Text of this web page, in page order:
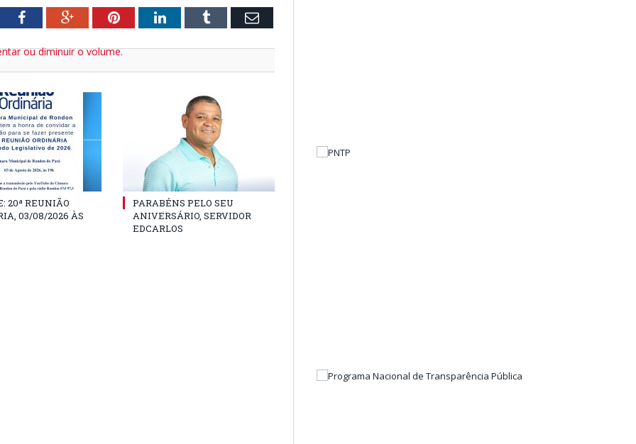
ou diminuir o volume.
FacebookGoogle+PinterestLinkedInTumblr Email
20ª REUNIÃO
03/08/2026 ÀS
PARABÉNS PELO SEU
ANIVERSÁRIO, SERVIDOR
EDCARLOS